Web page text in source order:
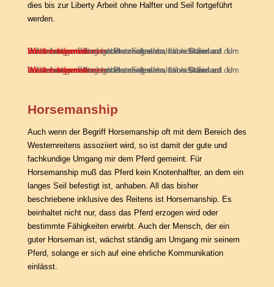
dies bis zur Liberty Arbeit ohne Halfter und Seil fortgeführt
werden.
Sie sehen gerade einen Platzhalterinhalt vonStandard
. Um auf den eigentlichen Inhalt zuzugreifen, klicken Sie auf den Button unten. Bitte beachten Sie, dass dabei Daten an Drittanbieter weitergegeben werden.
Inhalt entsperren
Weitere Informationen
Sie sehen gerade einen Platzhalterinhalt vonStandard
. Um auf den eigentlichen Inhalt zuzugreifen, klicken Sie auf den Button unten. Bitte beachten Sie, dass dabei Daten an Drittanbieter weitergegeben werden.
Inhalt entsperren
Weitere Informationen
Horsemanship
Auch wenn der Begriff Horsemanship oft mit dem Bereich des
Westernreitens assoziiert wird, so ist damit der gute und
fachkundige Umgang mir dem Pferd gemeint. Für
Horsemanship muß das Pferd kein Knotenhalfter, an dem ein
langes Seil befestigt ist, anhaben. All das bisher
beschriebene inklusive des Reitens ist Horsemanship. Es
beinhaltet nicht nur, dass das Pferd erzogen wird oder
bestimmte Fähigkeiten erwirbt. Auch der Mensch, der ein
guter Horseman ist, wächst ständig am Umgang mir seinem
Pferd, solange er sich auf eine ehrliche Kommunikation
einlässt.